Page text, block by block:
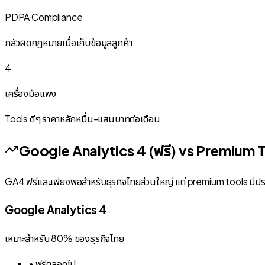
PDPA Compliance
กลัวผิดกฎหมายเมื่อเก็บข้อมูลลูกค้า
4
เครื่องมือแพง
Tools ดีๆ ราคาหลักหมื่น-แสนบาทต่อเดือน
Google Analytics 4 (ฟรี) vs Premium
GA4 ฟรีและเพียงพอสำหรับธุรกิจไทยส่วนใหญ่ แต่ premium tools มีปร
Google Analytics 4
เหมาะสำหรับ 80% ของธุรกิจไทย